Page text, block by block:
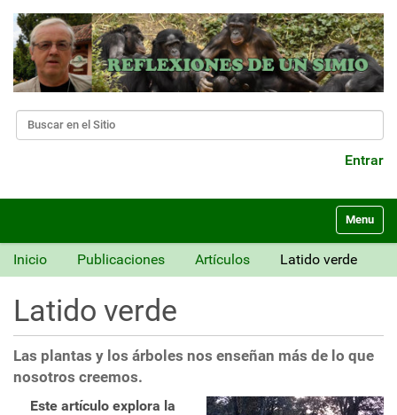
Buscar
Entrar
v
Toggle
Inicio Publicaciones Artículos Latido verde
Latido verde
Las plantas y los árboles nos enseñan más de lo que
nosotros creemos.
Este artículo explora la